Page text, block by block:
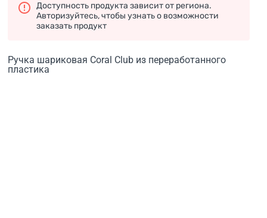
Ручка шариковая Coral Club из переработанного
пластика
Доступность продукта зависит от региона.
Авторизуйтесь, чтобы узнать о возможности
заказать продукт